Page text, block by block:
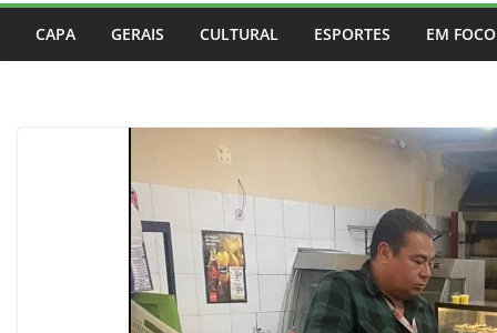
CAPA GERAIS CULTURAL ESPORTES EM FOCO